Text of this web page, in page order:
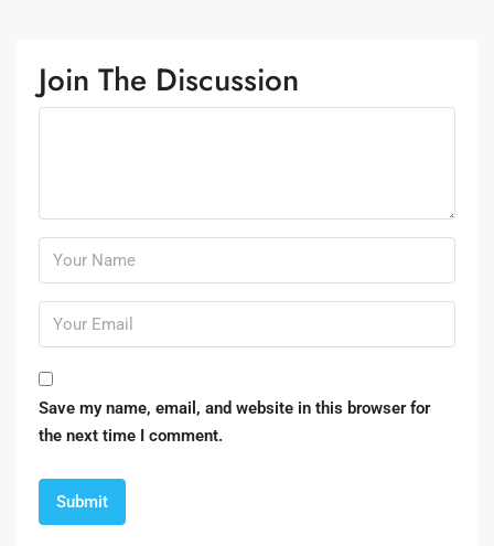
Join The Discussion
Save my name, email, and website in this browser for
the next time I comment.